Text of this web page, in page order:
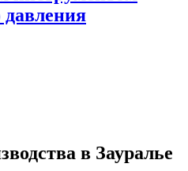
давления
в Зауралье